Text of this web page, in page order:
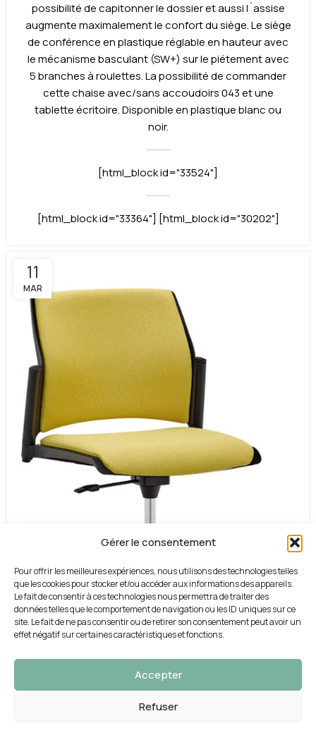
Gérer le consentement
Pour offrir les meilleures expériences, nous utilisons des technologies telles
que les cookies pour stocker et/ou accéder aux informations des appareils.
Le fait de consentir à ces technologies nous permettra de traiter des
données telles que le comportement de navigation ou les ID uniques sur ce
site. Le fait de ne pas consentir ou de retirer son consentement peut avoir un
effet négatif sur certaines caractéristiques et fonctions.
Accepter
Refuser
possibilité de capitonner le dossier et aussi l´assise
augmente maximalement le confort du siège. Le siège
de conférence en plastique réglable en hauteur avec
le mécanisme basculant (SW+) sur le piétement avec
5 branches à roulettes. La possibilité de commander
cette chaise avec/sans accoudoirs 043 et une
tablette écritoire. Disponible en plastique blanc ou
noir.
[html_block id="33524"]
[html_block id="33364"] [html_block id="30202"]
11
MAR